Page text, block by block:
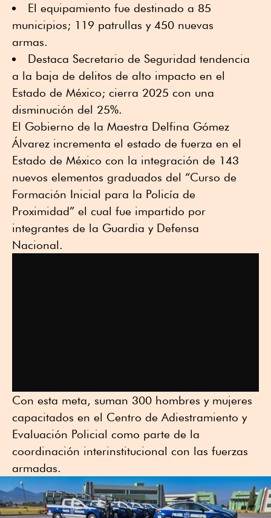
El equipamiento fue destinado a 85
municipios; 119 patrullas y 450 nuevas
armas.
Destaca Secretario de Seguridad tendencia
a la baja de delitos de alto impacto en el
Estado de México; cierra 2025 con una
disminución del 25%.
El Gobierno de la Maestra Delfina Gómez
Álvarez incrementa el estado de fuerza en el
Estado de México con la integración de 143
nuevos elementos graduados del “Curso de
Formación Inicial para la Policía de
Proximidad” el cual fue impartido por
integrantes de la Guardia y Defensa
Nacional.
Con esta meta, suman 300 hombres y mujeres
capacitados en el Centro de Adiestramiento y
Evaluación Policial como parte de la
coordinación interinstitucional con las fuerzas
armadas.